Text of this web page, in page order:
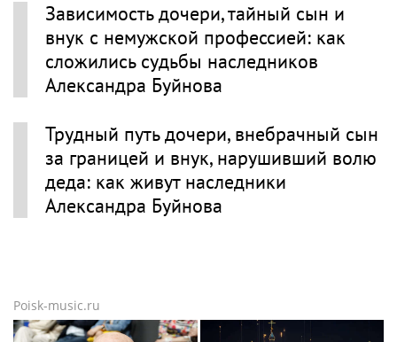
Зависимость дочери, тайный сын и
внук с немужской профессией: как
сложились судьбы наследников
Александра Буйнова
Трудный путь дочери, внебрачный сын
за границей и внук, нарушивший волю
деда: как живут наследники
Александра Буйнова
Poisk-music.ru